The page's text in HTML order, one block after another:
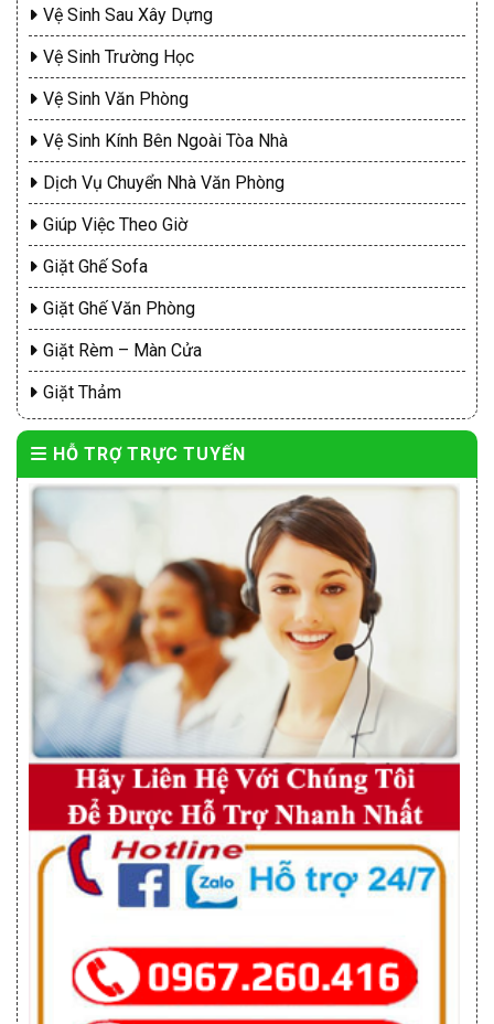
Vệ Sinh Sau Xây Dựng
Vệ Sinh Trường Học
Vệ Sinh Văn Phòng
Vệ Sinh Kính Bên Ngoài Tòa Nhà
Dịch Vụ Chuyển Nhà Văn Phòng
Giúp Việc Theo Giờ
Giặt Ghế Sofa
Giặt Ghế Văn Phòng
Giặt Rèm – Màn Cửa
Giặt Thảm
HỖ TRỢ TRỰC TUYẾN